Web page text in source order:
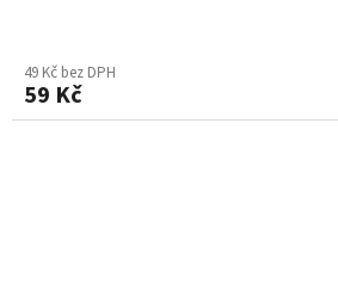
49 Kč bez DPH
59 Kč